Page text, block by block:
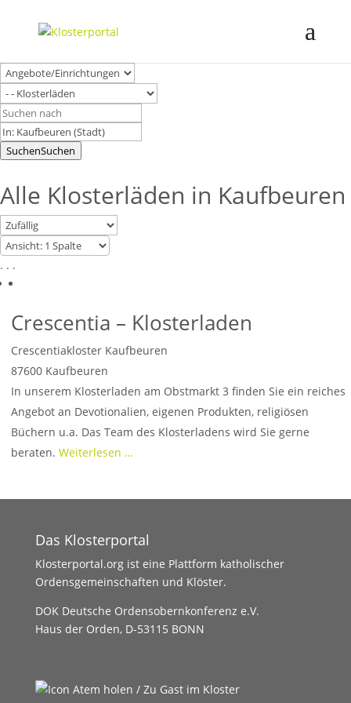
SuchenSuchen
Alle Klosterläden in Kaufbeuren
. . .
Crescentia – Klosterladen
Crescentiakloster Kaufbeuren
87600 Kaufbeuren
In unserem Klosterladen am Obstmarkt 3 finden Sie ein reiches
Angebot an Devotionalien, eigenen Produkten, religiösen
Büchern u.a. Das Team des Klosterladens wird Sie gerne
beraten. Weiterlesen …
Das Klosterportal
Klosterportal.org ist eine Plattform katholischer
Ordensgemeinschaften und Klöster.
DOK Deutsche Ordensobernkonferenz e.V.
Haus der Orden, D-53115 BONN